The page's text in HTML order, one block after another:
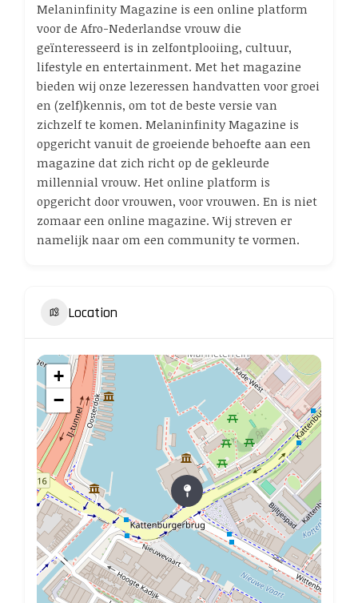
Melaninfinity Magazine is een online platform
voor de Afro-Nederlandse vrouw die
geïnteresseerd is in zelfontplooiing, cultuur,
lifestyle en entertainment. Met het magazine
bieden wij onze lezeressen handvatten voor groei
en (zelf)kennis, om tot de beste versie van
zichzelf te komen. Melaninfinity Magazine is
opgericht vanuit de groeiende behoefte aan een
magazine dat zich richt op de gekleurde
millennial vrouw. Het online platform is
opgericht door vrouwen, voor vrouwen. En is niet
zomaar een online magazine. Wij streven er
namelijk naar om een community te vormen.
Location
+
−